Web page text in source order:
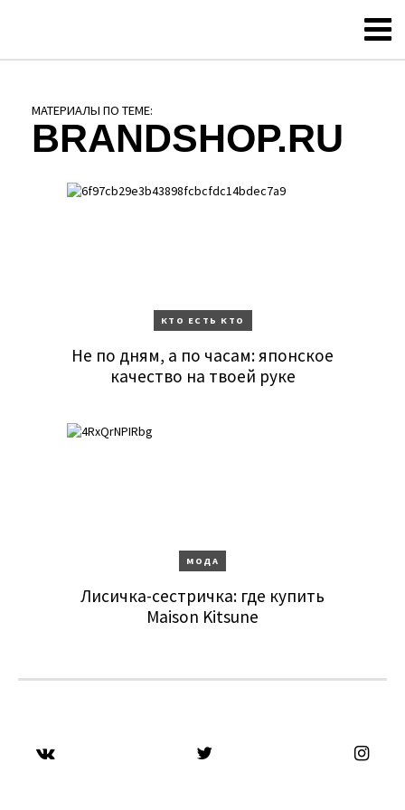
МАТЕРИАЛЫ ПО ТЕМЕ:
BRANDSHOP.RU
КТО ЕСТЬ КТО
Не по дням, а по часам: японское
качество на твоей руке
МОДА
Лисичка-сестричка: где купить
Maison Kitsune